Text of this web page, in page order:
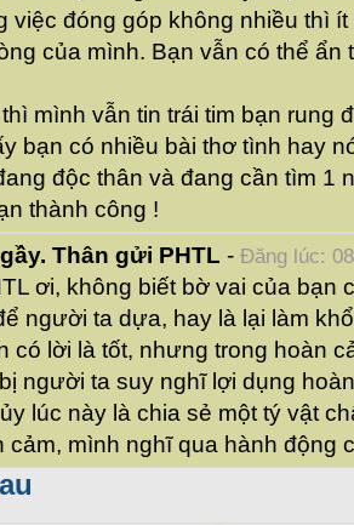
việc đóng góp không nhiều thì
của mình. Bạn vẫn có thể ẩn
mình vẫn tin trái tim bạn rung
bạn có nhiều bài thơ tình hay
độc thân và đang cần tìm 1
thành công !
Thân gửi PHTL - Đăng lúc:
ơi, không biết bờ vai của bạn
người ta dựa, hay là lại làm
có lời là tốt, nhưng trong hoàn
người ta suy nghĩ lợi dụng
lúc này là chia sẻ một tý vật
cảm, mình nghĩ qua hành động